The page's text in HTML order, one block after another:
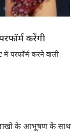
करेंगी
में परफॉर्म करने वाली
लाखो के आभूषण के साथ